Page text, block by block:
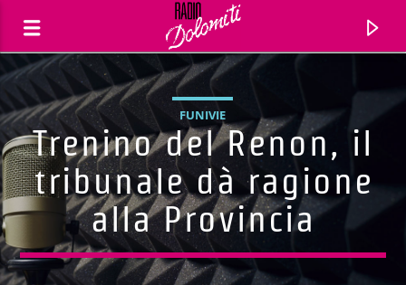
FUNIVIE
Trenino del Renon, il
tribunale dà ragione
alla Provincia